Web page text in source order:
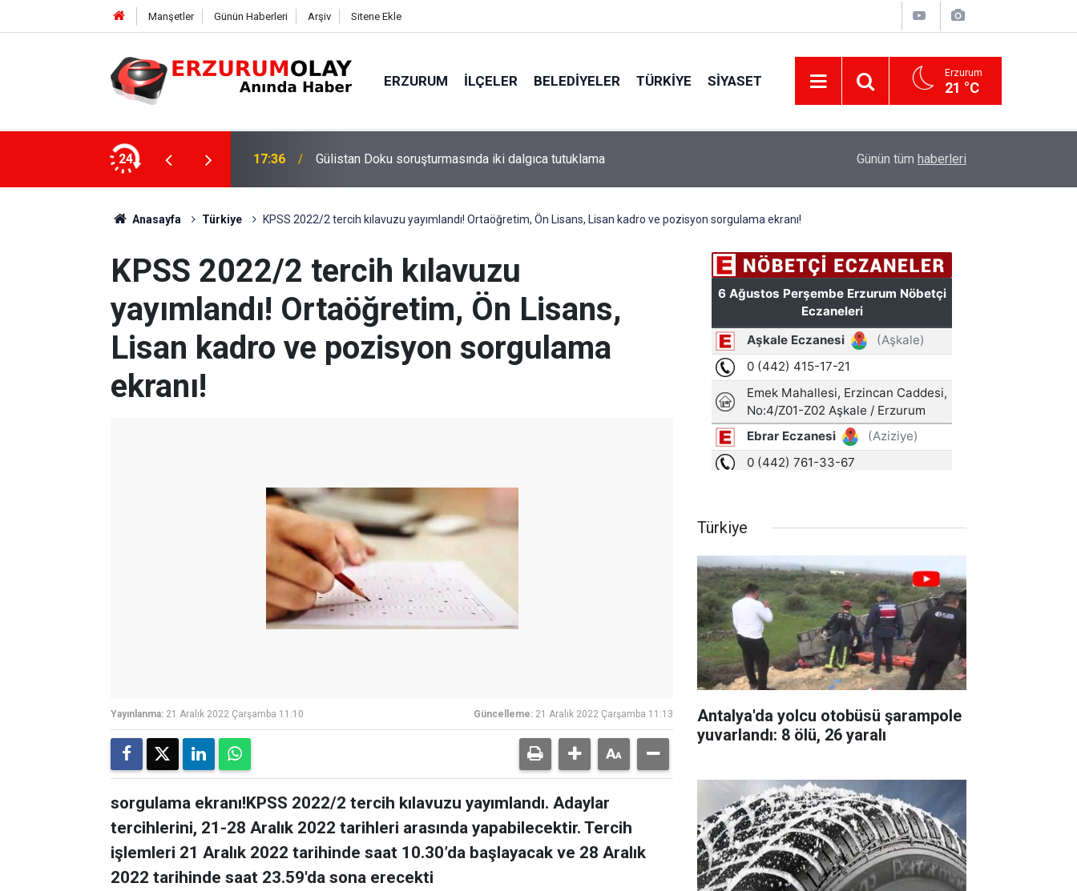
Manşetler Günün Haberleri Arşiv Sitene Ekle
ERZURUM İLÇELER BELEDIYELER TÜRKIYE SIYASET Erzurum
21 °C
24
dalgıca tutuklama 12:29 YÜRÜYEN PARALAR MANGASI
Günün tüm haberleri
Anasayfa Türkiye KPSS 2022/2 tercih kılavuzu yayımlandı! Ortaöğretim, Ön Lisans, Lisan kadro ve pozisyon sorgulama ekranı!
KPSS 2022/2 tercih kılavuzu
yayımlandı! Ortaöğretim, Ön Lisans,
Lisan kadro ve pozisyon sorgulama
ekranı!
Yayınlanma: 21 Aralık 2022 Çarşamba 11:10 Güncelleme: 21 Aralık 2022 Çarşamba 11:13
sorgulama ekranı!KPSS 2022/2 tercih kılavuzu yayımlandı. Adaylar
tercihlerini, 21-28 Aralık 2022 tarihleri arasında yapabilecektir. Tercih
işlemleri 21 Aralık 2022 tarihinde saat 10.30’da başlayacak ve 28 Aralık
2022 tarihinde saat 23.59'da sona erecekti
Türkiye
Antalya'da yolcu otobüsü şarampole
yuvarlandı: 8 ölü, 26 yaralı